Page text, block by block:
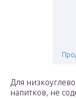
Для
напитков, не